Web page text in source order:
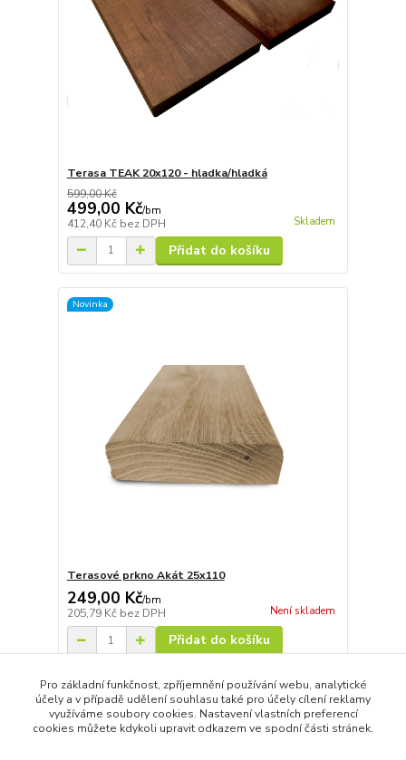
Terasa TEAK 20x120 - hladka/hladká
599,00 Kč
499,00 Kč/bm
412,40 Kč bez DPH Skladem
Přidat do košíku
Novinka
Terasové prkno Akát 25x110
249,00 Kč/bm
205,79 Kč bez DPH Není skladem
Přidat do košíku
strana z 1
Pro základní funkčnost, zpříjemnění používání webu, analytické
účely a v případě udělení souhlasu také pro účely cílení reklamy
využíváme soubory cookies. Nastavení vlastních preferencí
cookies můžete kdykoli upravit odkazem ve spodní části stránek.